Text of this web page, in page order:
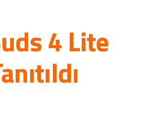
4 Lite